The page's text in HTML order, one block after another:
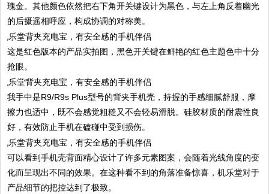
瑰金。其他颜色依然把右下角开关键设计为黑色，与左上角反着幽光
的后摄遥相呼应，构成协调的对称美。
这是红色版本的产品实拍图，黑色开关键在鲜艳的红色主题色中十分
抢眼。
我手中是R9/R9s Plus型号的背夹手机壳，持握的手感细腻舒服，摩
擦力也适中，既不会感觉粗糙又不会轻易滑脱。硅胶材质的耐震性良
好，有效防止手机在磕碰中受到损伤。
可以看到手机壳背面精心设计了许多元素图案，会随着光线角度的变
化而呈现出不同的效果。在这种看不到的角落准备惊喜，机乐堂对于
产品细节的把控达到了极致。